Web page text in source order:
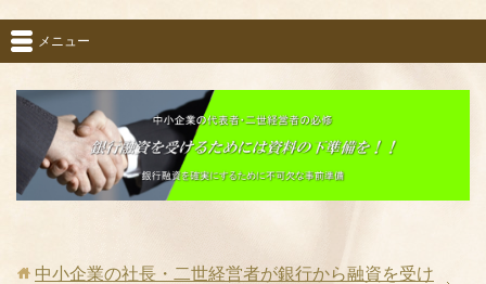
メニュー
中小企業の社長・二世経営者が銀行から融資を受け